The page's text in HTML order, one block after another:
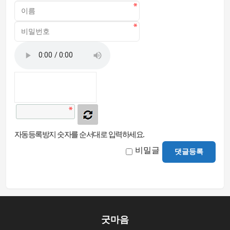
자동등록방지 숫자를 순서대로 입력하세요.
비밀글 댓글등록
굿마음